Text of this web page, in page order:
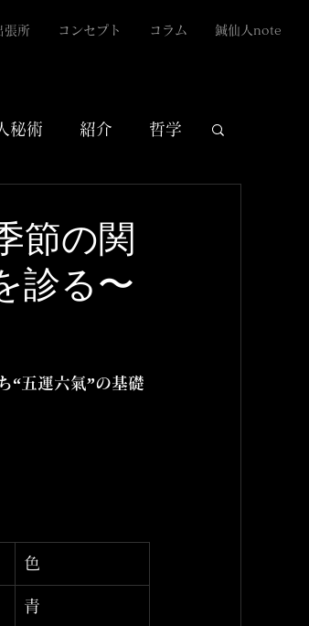
張所 コンセプト コラム 鍼仙人note
秘術 紹介 哲学
節の関
診る〜
“五運六氣”の基礎
色
青